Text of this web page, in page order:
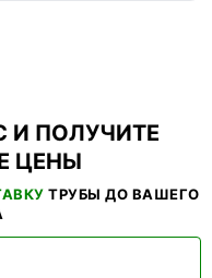
И ПОЛУЧИТЕ
ЦЕНЫ
ТРУБЫ ДО ВАШЕГО